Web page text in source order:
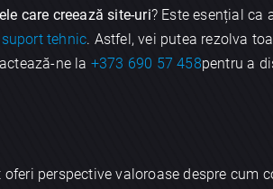
care creează site-uri? Este esențial ca
suport tehnic. Astfel, vei putea rezolva
ne la +373 690 57 458pentru a
perspective valoroase despre cum